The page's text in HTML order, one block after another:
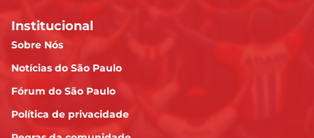
Institucional
Sobre Nós
Notícias do São Paulo
Fórum do São Paulo
Política de privacidade